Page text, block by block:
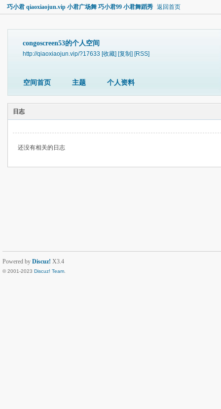
巧小君 qiaoxiaojun.vip 小君广场舞 巧小君99 小君舞蹈秀 返回首页
congoscreen53的个人空间
http://qiaoxiaojun.vip/?17633 [收藏] [复制] [RSS]
空间首页 主题 个人资料
日志
还没有相关的日志
Powered by Discuz! X3.4
© 2001-2023 Discuz! Team